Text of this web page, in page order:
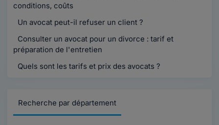
conditions, coûts
Un avocat peut-il refuser un client ?
Consulter un avocat pour un divorce : tarif et
préparation de l'entretien
Quels sont les tarifs et prix des avocats ?
Recherche par département